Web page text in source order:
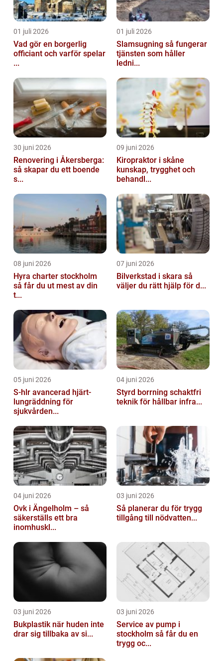
01 juli 2026
Vad gör en borgerlig
officiant och varför spelar
...
01 juli 2026
Slamsugning så fungerar
tjänsten som håller
ledni...
30 juni 2026
Renovering i Åkersberga:
så skapar du ett boende
s...
09 juni 2026
Kiropraktor i skåne
kunskap, trygghet och
behandl...
08 juni 2026
Hyra charter stockholm
så får du ut mest av din
t...
07 juni 2026
Bilverkstad i skara så
väljer du rätt hjälp för d...
05 juni 2026
S-hlr avancerad hjärt-
lungräddning för
sjukvården...
04 juni 2026
Styrd borrning schaktfri
teknik för hållbar infra...
04 juni 2026
Ovk i Ängelholm – så
säkerställs ett bra
inomhuskl...
03 juni 2026
Så planerar du för trygg
tillgång till nödvatten...
03 juni 2026
Bukplastik när huden inte
drar sig tillbaka av si...
03 juni 2026
Service av pump i
stockholm så får du en
trygg oc...